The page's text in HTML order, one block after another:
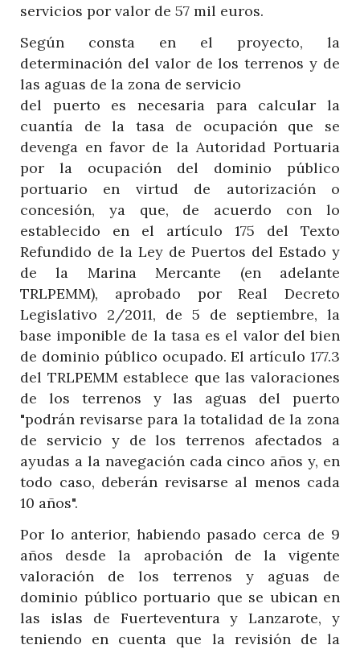
servicios por valor de 57 mil euros.
Según consta en el proyecto, la
determinación del valor de los terrenos y de
las aguas de la zona de servicio
del puerto es necesaria para calcular la
cuantía de la tasa de ocupación que se
devenga en favor de la Autoridad Portuaria
por la ocupación del dominio público
portuario en virtud de autorización o
concesión, ya que, de acuerdo con lo
establecido en el artículo 175 del Texto
Refundido de la Ley de Puertos del Estado y
de la Marina Mercante (en adelante
TRLPEMM), aprobado por Real Decreto
Legislativo 2/2011, de 5 de septiembre, la
base imponible de la tasa es el valor del bien
de dominio público ocupado. El artículo 177.3
del TRLPEMM establece que las valoraciones
de los terrenos y las aguas del puerto
"podrán revisarse para la totalidad de la zona
de servicio y de los terrenos afectados a
ayudas a la navegación cada cinco años y, en
todo caso, deberán revisarse al menos cada
10 años".
Por lo anterior, habiendo pasado cerca de 9
años desde la aprobación de la vigente
valoración de los terrenos y aguas de
dominio público portuario que se ubican en
las islas de Fuerteventura y Lanzarote, y
teniendo en cuenta que la revisión de la